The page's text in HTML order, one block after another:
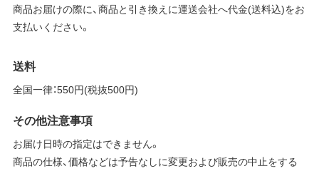
商品お届けの際に、商品と引き換えに運送会社へ代金(送料込)をお
支払いください。
送料
全国一律：550円(税抜500円)
その他注意事項
お届け日時の指定はできません。
商品の仕様、価格などは予告なしに変更および販売の中止をする